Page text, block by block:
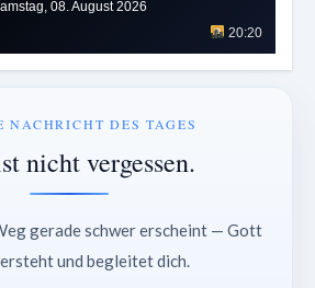
08. August 2026
20:20
NACHRICHT DES TAGES
nicht vergessen.
gerade schwer erscheint — Gott
und begleitet dich.